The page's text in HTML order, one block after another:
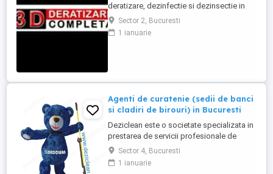
deratizare, dezinfectie si dezinsectie in
spatiile alocate pentru desfasurarea
activitatii in Bucuresti si imprejurimi
Program: 08:00-16:00 L-V, iar Sambata (1-2
...
Sector 2, Bucuresti
1 ianuarie
Agenti de curatenie (sedii de banci
si cladiri de birouri) in Bucuresti
Deziclean este o societate specializata in
prestarea de servicii profesionale de
curatenie. Compania noastra asigura
servicii de curatenie in aproape toate
orasele mari din Romania. Suntem in
Sector 4, Bucuresti
1 ianuarie